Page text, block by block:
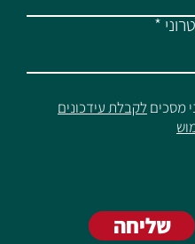
מסכים לקבלת עידכונים
שליחה